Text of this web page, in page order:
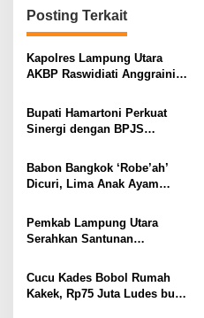
g
a
s
p
o
s
Posting Terkait
Kapolres Lampung Utara
AKBP Raswidiati Anggraini
Tokoh Masyarakat dan Adat
Perkuat Kamtibmas
Bupati Hamartoni Perkuat
Sinergi dengan BPJS
Kesehatan Makin Cepat dan
Mudah
Babon Bangkok ‘Robe’ah’
Dicuri, Lima Anak Ayam
Gang Jalaba Kotabumi Heboh
Pemkab Lampung Utara
Serahkan Santunan
Korban Kebakaran
Cucu Kades Bobol Rumah
Kakek, Rp75 Juta Ludes buat